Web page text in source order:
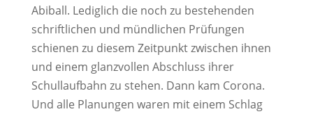
Abiball. Lediglich die noch zu bestehenden
schriftlichen und mündlichen Prüfungen
schienen zu diesem Zeitpunkt zwischen ihnen
und einem glanzvollen Abschluss ihrer
Schullaufbahn zu stehen. Dann kam Corona.
Und alle Planungen waren mit einem Schlag